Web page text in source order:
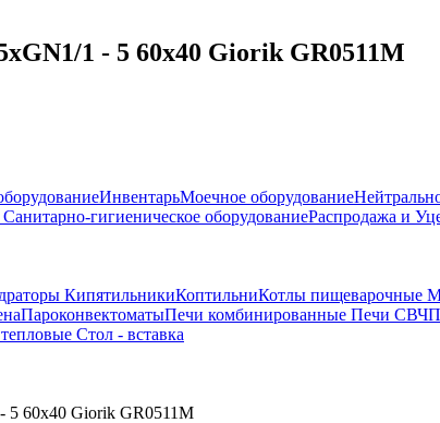
1 - 5 60x40 Giorik GR0511M
ИнвентарьМоечное оборудование
Санитарно-гигиеническое оборудованиеРаспродажа и
КипятильникиКоптильниКотлы пищеварочные
ПароконвектоматыПечи комбинированные Печи СВЧ
Стол - вставка
5 60x40 Giorik GR0511M